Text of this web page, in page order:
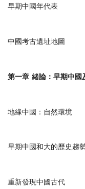
早期中國年代表
中國考古遺址地圖
第一章 緒論：早期中國
地緣中國：自然環境
早期中國和大的歷史趨
重新發現中國古代